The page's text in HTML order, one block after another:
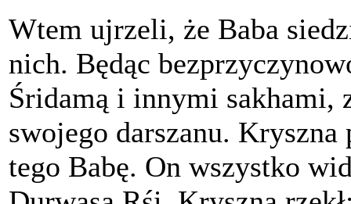
Wtem ujrzeli, że Baba
nich. Będąc
Śridamą i innymi sakhami,
swojego darszanu.
tego Babę. On wszystko